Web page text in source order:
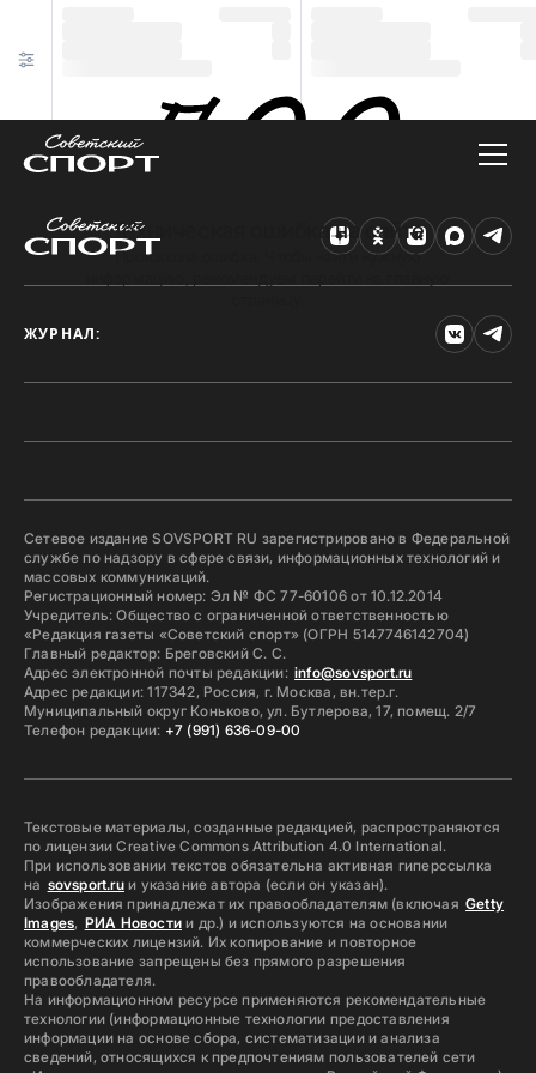
Техническая ошибка на сайте
Произошла ошибка. Чтобы найти нужную
ЖУРНАЛ:
Сетевое издание SOVSPORT RU зарегистрировано в Федеральной
службе по надзору в сфере связи, информационных технологий и
массовых коммуникаций.
Регистрационный номер: Эл № ФС 77-60106 от 10.12.2014
Учредитель: Общество с ограниченной ответственностью
«Редакция газеты «Советский спорт» (ОГРН 5147746142704)
Главный редактор: Бреговский С. С.
Адрес электронной почты редакции: info@sovsport.ru
Адрес редакции: 117342, Россия, г. Москва, вн.тер.г.
Муниципальный округ Коньково, ул. Бутлерова, 17, помещ. 2/7
Телефон редакции: +7 (991) 636-09-00
Текстовые материалы, созданные редакцией, распространяются
по лицензии Creative Commons Attribution 4.0 International.
При использовании текстов обязательна активная гиперссылка
на sovsport.ruи указание автора (если он указан).
Изображения принадлежат их правообладателям (включая Getty
Images, РИА Новостии др.) и используются на основании
коммерческих лицензий. Их копирование и повторное
использование запрещены без прямого разрешения
правообладателя.
На информационном ресурсе применяются рекомендательные
технологии (информационные технологии предоставления
информации на основе сбора, систематизации и анализа
сведений, относящихся к предпочтениям пользователей сети